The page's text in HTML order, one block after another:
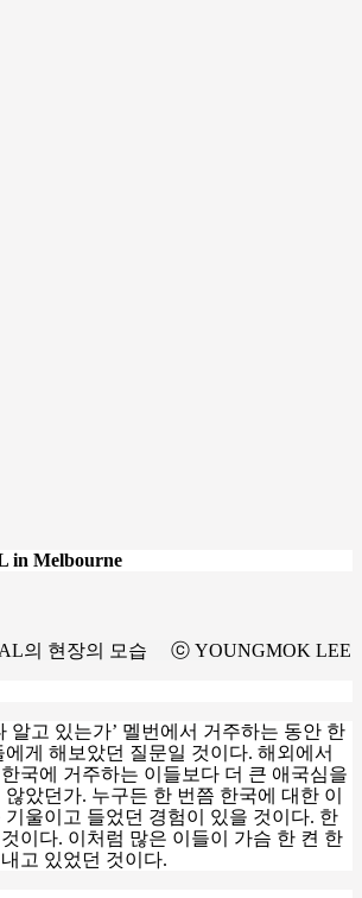
in Melbourne
의 현장의 모습 ⓒ YOUNGMOK LEE
알고 있는가’ 멜번에서 거주하는 동안 한
에게 해보았던 질문일 것이다. 해외에서
국에 거주하는 이들보다 더 큰 애국심을
않았던가. 누구든 한 번쯤 한국에 대한 이
울이고 들었던 경험이 있을 것이다. 한
이다. 이처럼 많은 이들이 가슴 한 켠 한
고 있었던 것이다.